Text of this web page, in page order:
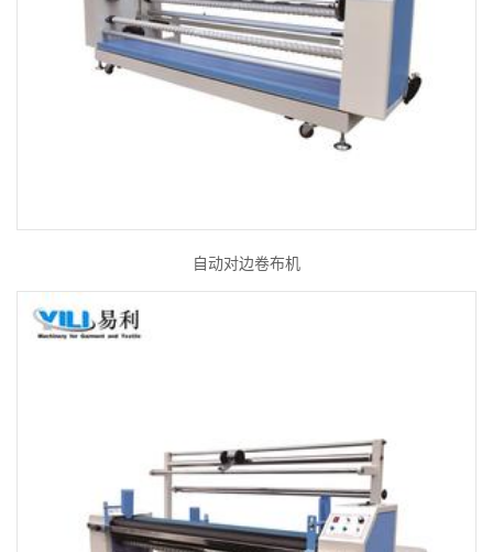
自动对边卷布机